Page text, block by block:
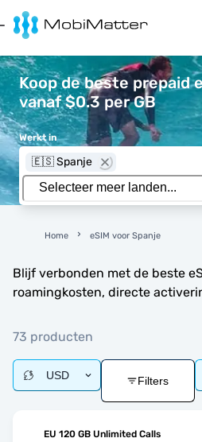
Koop de beste prepaid
vanaf $0.3 per GB
Werkt in
🇪🇸 Spanje
Home eSIM voor Spanje
Blijf verbonden met de beste
roamingkosten, directe
73 producten
USD Filters
EU 120 GB Unlimited Calls